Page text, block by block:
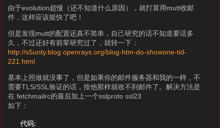
由于evolution超慢（还不知道什么原因），就打算用mutt收邮
件，这样应该挺快了吧！
但是发现mutt的配置还真不简单，自己研究的话不知道要话多
久，不过还好有前辈研究过了，就转一下：
http://s5unty.blog.openrays.org/blog-htm-do-showone-tid-
221.html
基本上照做就没事了，但是如果你的邮件服务器和我的一样，不
需要TLS/SSL验证的话，按他那样就收不到邮件了。解决方法是
在.fetchmailrc的最后加上一个sslproto ssl23
如下：
代码: